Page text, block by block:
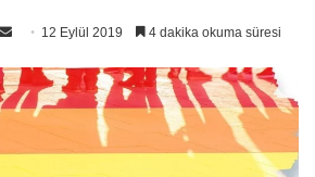
Bir
posta
göndermek
12 Eylül 2019 4 dakika okuma süresi